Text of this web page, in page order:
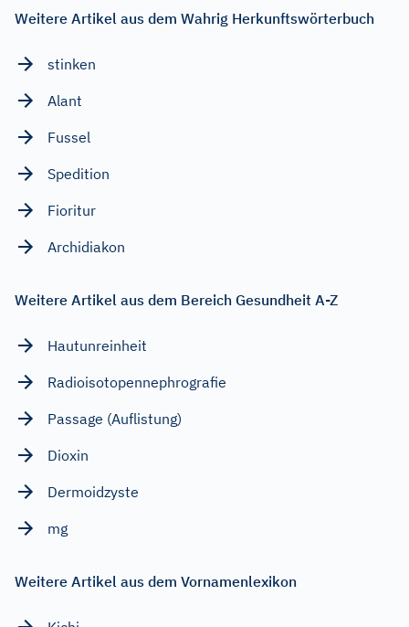
Weitere Artikel aus dem Wahrig Herkunftswörterbuch
stinken
Alant
Fussel
Spedition
Fioritur
Archidiakon
Weitere Artikel aus dem Bereich Gesundheit A-Z
Hautunreinheit
Radioisotopennephrografie
Passage (Auflistung)
Dioxin
Dermoidzyste
mg
Weitere Artikel aus dem Vornamenlexikon